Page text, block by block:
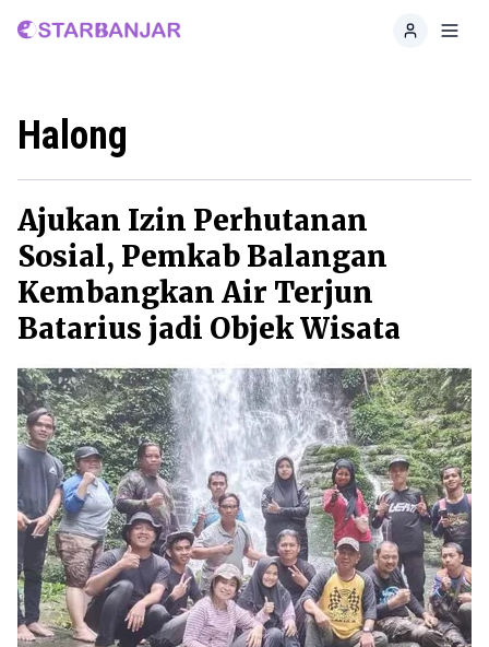
Home
Halong
Ajukan Izin Perhutanan
Sosial, Pemkab Balangan
Kembangkan Air Terjun
Batarius jadi Objek Wisata